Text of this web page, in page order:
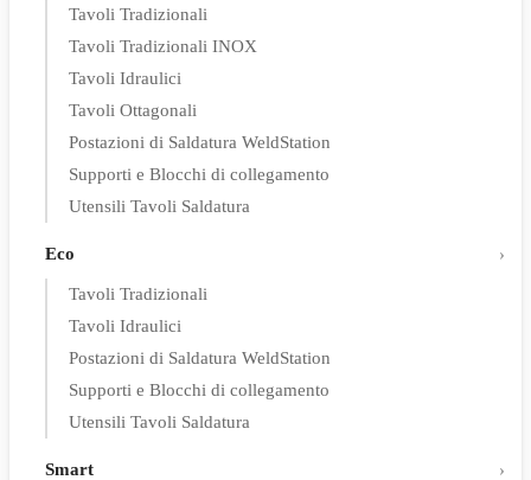
Tavoli Tradizionali
Tavoli Tradizionali INOX
Tavoli Idraulici
Tavoli Ottagonali
Postazioni di Saldatura WeldStation
Supporti e Blocchi di collegamento
Utensili Tavoli Saldatura
Eco
Tavoli Tradizionali
Tavoli Idraulici
Postazioni di Saldatura WeldStation
Supporti e Blocchi di collegamento
Utensili Tavoli Saldatura
Smart